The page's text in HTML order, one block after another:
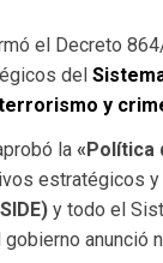
el Decreto
del
y
la «Política
estratégicos
y todo el
anunció